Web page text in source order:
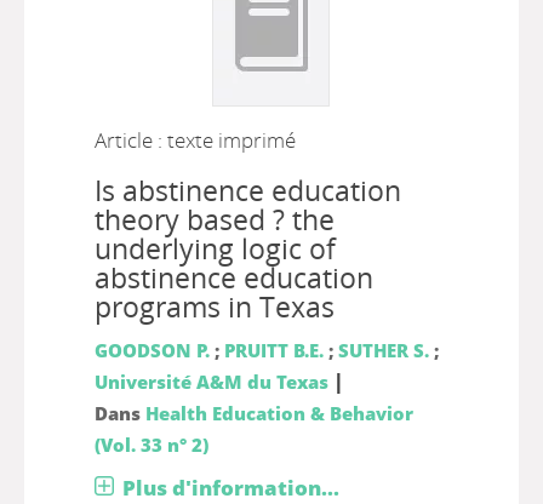
Article : texte imprimé
Is abstinence education
theory based ? the
underlying logic of
abstinence education
programs in Texas
GOODSON P.; PRUITT B.E.; SUTHER S.;
Université A&M du Texas |
Dans Health Education & Behavior
(Vol. 33 n° 2)
Plus d'information...